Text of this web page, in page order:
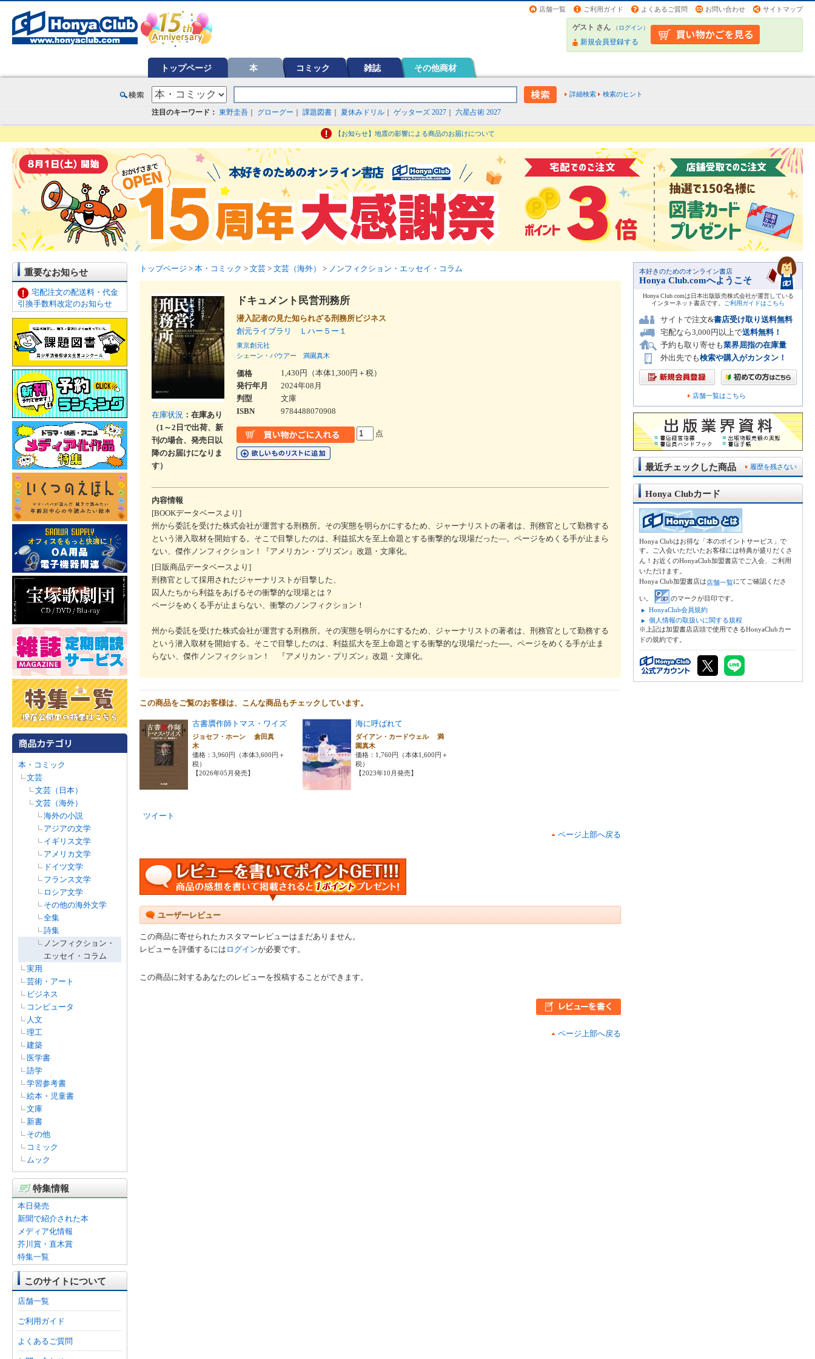
店舗一覧 ご利用ガイド よくあるご質問 お問い合わせ サイトマップ
ゲスト さん （ログイン）
新規会員登録する
トップページ 本 コミック 雑誌 その他商材
詳細検索 検索のヒント
注目のキーワード： 東野圭吾 グローグー 課題図書 夏休みドリル ゲッターズ 2027 六星占術 2027
【お知らせ】地震の影響による商品のお届けについて
重要なお知らせ
宅配注文の配送料・代金
引換手数料改定のお知らせ
本・コミック
文芸
文芸（日本）
文芸（海外）
海外の小説
アジアの文学
イギリス文学
アメリカ文学
ドイツ文学
フランス文学
ロシア文学
その他の海外文学
全集
詩集
ノンフィクション・
エッセイ・コラム
実用
芸術・アート
ビジネス
コンピュータ
人文
理工
建築
医学書
語学
学習参考書
絵本・児童書
文庫
新書
その他
コミック
ムック
特集情報
本日発売
新聞で紹介された本
メディア化情報
芥川賞・直木賞
特集一覧
このサイトについて
店舗一覧
ご利用ガイド
よくあるご質問
トップページ > 本・コミック > 文芸 > 文芸（海外） > ノンフィクション・エッセイ・コラム
在庫状況 ：在庫あり
（1～2日で出荷、新
刊の場合、発売日以
降のお届けになりま
す）
ドキュメント民営刑務所
潜入記者の見た知られざる刑務所ビジネス
創元ライブラリ Ｌハー５ー１
東京創元社
シェーン・バウアー
満園真木
価格
1,430円（本体1,300円＋税）
発行年月
2024年08月
判型
文庫
ISBN
9784488070908
点
内容情報
[BOOKデータベースより]
州から委託を受けた株式会社が運営する刑務所。その実態を明らかにするため、ジャーナリストの著者は、刑務官として勤務する
という潜入取材を開始する。そこで目撃したのは、利益拡大を至上命題とする衝撃的な現場だった―。ページをめくる手が止まら
ない、傑作ノンフィクション！『アメリカン・プリズン』改題・文庫化。
[日販商品データベースより]
刑務官として採用されたジャーナリストが目撃した、
囚人たちから利益をあげるその衝撃的な現場とは？
ページをめくる手が止まらない、衝撃のノンフィクション！
州から委託を受けた株式会社が運営する刑務所。その実態を明らかにするため、ジャーナリストの著者は、刑務官として勤務する
という潜入取材を開始する。そこで目撃したのは、利益拡大を至上命題とする衝撃的な現場だった──。ページをめくる手が止ま
らない、傑作ノンフィクション！ 『アメリカン・プリズン』改題・文庫化。
この商品をご覧のお客様は、こんな商品もチェックしています。
古書贋作師トマス・ワイズ
ジョセフ・ホーン 倉田真
木
価格：3,960円（本体3,600円＋
税）
【2026年05月発売】
海に呼ばれて
ダイアン・カードウェル 満
園真木
価格：1,760円（本体1,600円＋
税）
【2023年10月発売】
ツイート
ページ上部へ戻る
ユーザーレビュー
この商品に寄せられたカスタマーレビューはまだありません。
レビューを評価するには ログインが必要です。
この商品に対するあなたのレビューを投稿することができます。
ページ上部へ戻る
本好きのためのオンライン書店
Honya Club.comへようこそ
Honya Club.comは日本出版販売株式会社が運営している
インターネット書店です。
ご利用ガイドはこちら
サイトで注文&書店受け取り送料無料
宅配なら3,000円以上で送料無料！
予約も取り寄せも業界屈指の在庫量
外出先でも検索や購入がカンタン！
店舗一覧はこちら
履歴を残さない
最近チェックした商品
Honya Clubカード
Honya Clubはお得な「本のポイントサービス」で
す。ご入会いただいたお客様には特典が盛りだくさ
ん！お近くのHonyaClub加盟書店でご入会、ご利用
いただけます。
Honya Club加盟書店は店舗一覧にてご確認くださ
い。
のマークが目印です。
HonyaClub会員規約
個人情報の取扱いに関する規程
※上記は加盟書店店頭で使用できるHonyaClubカー
ドの規約です。